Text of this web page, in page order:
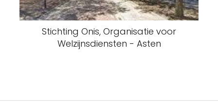
Stichting Onis, Organisatie voor
Welzijnsdiensten - Asten